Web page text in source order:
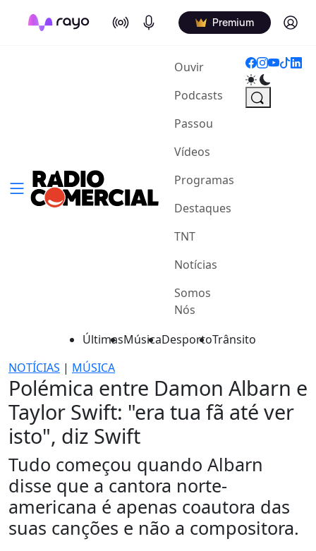
On Air Podcasts Premium Log in
Ouvir(current)
Podcasts
Passou
Vídeos
Programas
Destaques
TNT
Notícias
Somos
Nós
ÚltimasMúsicaDesportoTrânsito
NOTÍCIAS | MÚSICA
Polémica entre Damon Albarn e
Taylor Swift: "era tua fã até ver
isto", diz Swift
Tudo começou quando Albarn
disse que a cantora norte-
americana é apenas coautora das
suas canções e não a compositora.